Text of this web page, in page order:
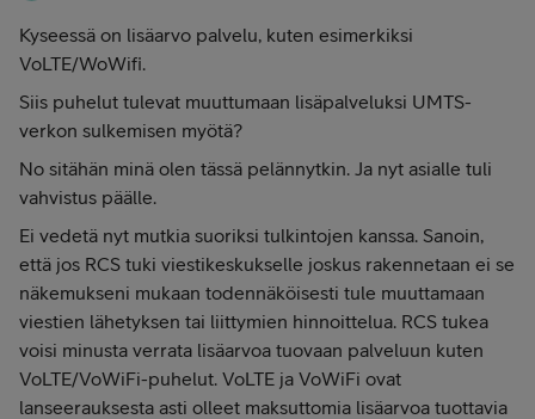
Kyseessä on lisäarvo palvelu, kuten esimerkiksi
VoLTE/WoWifi.
Siis puhelut tulevat muuttumaan lisäpalveluksi UMTS-
verkon sulkemisen myötä?
No sitähän minä olen tässä pelännytkin. Ja nyt asialle tuli
vahvistus päälle.
Ei vedetä nyt mutkia suoriksi tulkintojen kanssa. Sanoin,
että jos RCS tuki viestikeskukselle joskus rakennetaan ei se
näkemukseni mukaan todennäköisesti tule muuttamaan
viestien lähetyksen tai liittymien hinnoittelua. RCS tukea
voisi minusta verrata lisäarvoa tuovaan palveluun kuten
VoLTE/VoWiFi-puhelut. VoLTE ja VoWiFi ovat
lanseerauksesta asti olleet maksuttomia lisäarvoa tuottavia